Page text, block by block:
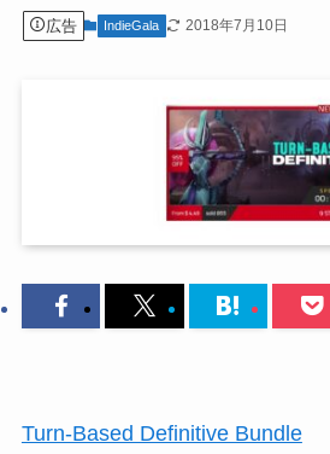
広告 IndieGala 2018年7月10日
Turn-Based Definitive Bundle